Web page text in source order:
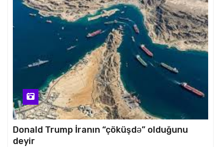
Donald Trump İranın “çöküşdə” olduğunu
deyir